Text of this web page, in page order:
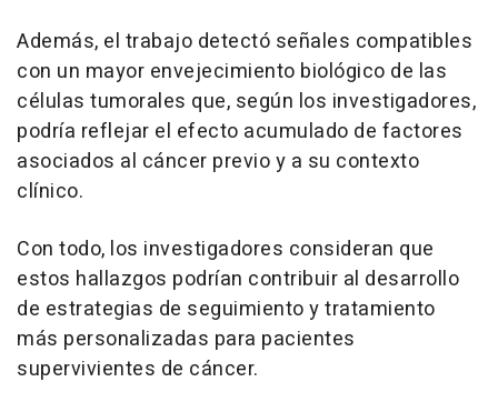
Además, el trabajo detectó señales compatibles
con un mayor envejecimiento biológico de las
células tumorales que, según los investigadores,
podría reflejar el efecto acumulado de factores
asociados al cáncer previo y a su contexto
clínico.
Con todo, los investigadores consideran que
estos hallazgos podrían contribuir al desarrollo
de estrategias de seguimiento y tratamiento
más personalizadas para pacientes
supervivientes de cáncer.